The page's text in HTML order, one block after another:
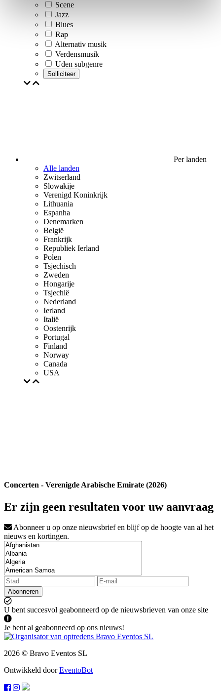
Scene
Jazz
Blues
Rap
Alternativ musik
Verdensmusik
Uden subgenre
Solliciteer
Per landen
Alle landen
Zwitserland
Slowakije
Verenigd Koninkrijk
Lithuania
Espanha
Denemarken
België
Frankrijk
Republiek Ierland
Polen
Tsjechisch
Zweden
Hongarije
Tsjechië
Nederland
Ierland
Italië
Oostenrijk
Portugal
Finland
Norway
Canada
USA
Concerten - Verenigde Arabische Emirate (2026)
Er zijn geen resultaten voor uw aanvraag
Abonneer u op onze nieuwsbrief en blijf op de hoogte van al het
nieuws en kortingen.
Abonneren
U bent succesvol geabonneerd op de nieuwsbrieven van onze site
Je bent al geabonneerd op ons nieuws!
2026 © Bravo Eventos SL
Ontwikkeld doorEventoBot